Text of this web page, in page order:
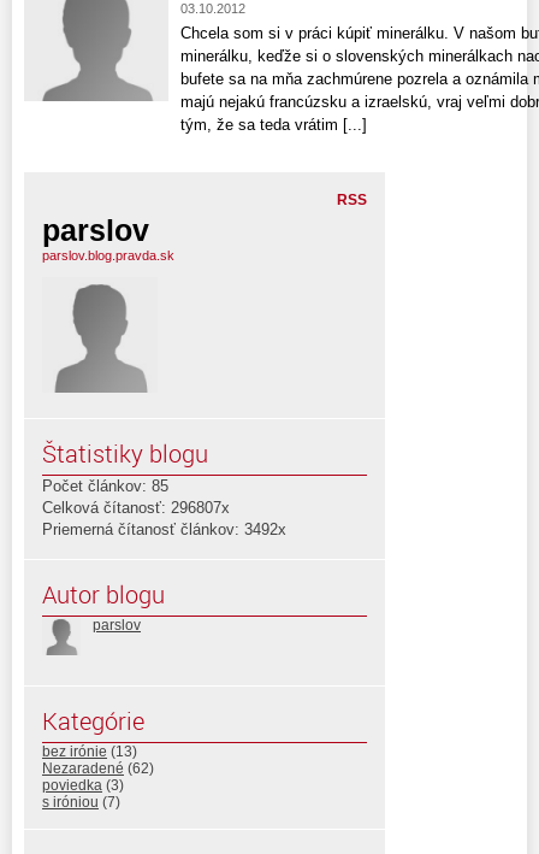
03.10.2012
Chcela som si v práci kúpiť minerálku. V našom
minerálku, keďže si o slovenských minerálkach
bufete sa na mňa zachmúrene pozrela a
majú nejakú francúzsku a izraelskú, vraj veľmi
tým, že sa teda vrátim [...]
RSS
parslov
parslov.blog.pravda.sk
Štatistiky blogu
Počet článkov: 85
Celková čítanosť: 296807x
Priemerná čítanosť článkov: 3492x
Autor blogu
parslov
Kategórie
bez irónie (13)
Nezaradené (62)
poviedka (3)
s iróniou (7)